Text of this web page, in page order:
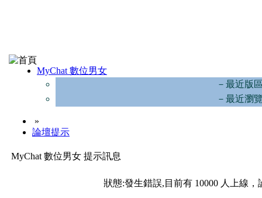
MyChat 數位男女
－最近版
－最近瀏
»
論壇提示
MyChat 數位男女 提示訊息
狀態:發生錯誤,目前有 10000 人上線